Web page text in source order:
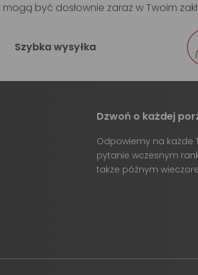
być dosłownie zaraz w Twoim
Szybka wysyłka
Dzwoń o każdej
Odpowiemy na każde
pytanie wczesnym
także późnym